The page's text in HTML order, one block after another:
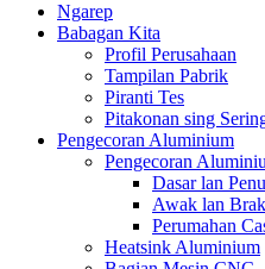
Ngarep
Babagan Kita
Profil Perusahaan
Tampilan Pabrik
Piranti Tes
Pitakonan sing
Pengecoran Aluminium
Pengecoran
Dasar lan
Awak lan
Perumahan
Heatsink Aluminium